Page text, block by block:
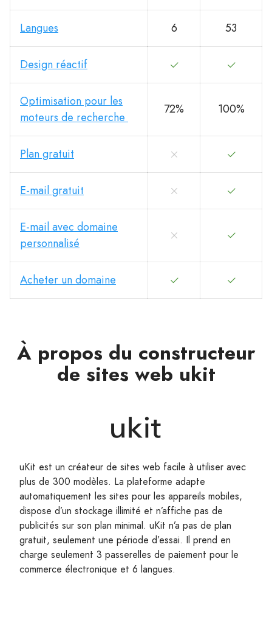
Langues 6 53
Design réactif
Optimisation pour les
moteurs de recherche
72% 100%
Plan gratuit
E-mail gratuit
E-mail avec domaine
personnalisé
Acheter un domaine
À propos du constructeur
de sites web ukit
uKit est un créateur de sites web facile à utiliser avec
plus de 300 modèles. La plateforme adapte
automatiquement les sites pour les appareils mobiles,
dispose d’un stockage illimité et n’affiche pas de
publicités sur son plan minimal. uKit n’a pas de plan
gratuit, seulement une période d’essai. Il prend en
charge seulement 3 passerelles de paiement pour le
commerce électronique et 6 langues.